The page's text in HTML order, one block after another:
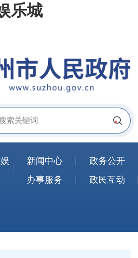
乐城
新闻中心
政务公开
办事服务
政民互动